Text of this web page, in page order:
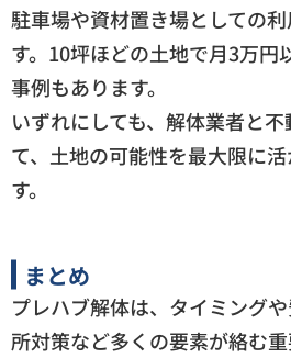
駐車場や資材置き場としての
す。10坪ほどの土地で月3万円
事例もあります。
いずれにしても、解体業者と
て、土地の可能性を最大限に
す。
まとめ
プレハブ解体は、タイミング
所対策など多くの要素が絡む重